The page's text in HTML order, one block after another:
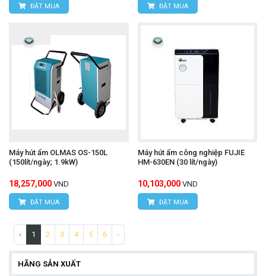
ĐẶT MUA ĐẶT MUA
Máy hút ẩm OLMAS OS-150L
(150lít/ngày; 1.9kW)
18,257,000 VND
ĐẶT MUA
Máy hút ẩm công nghiệp FUJIE
HM-630EN (30 lít/ngày)
10,103,000 VND
ĐẶT MUA
‹ 1 2 3 4 5 6 ›
HÃNG SẢN XUẤT